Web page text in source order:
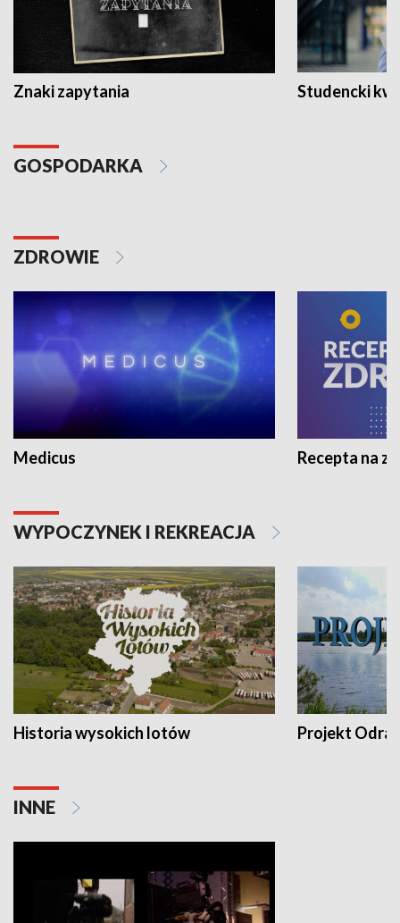
Znaki zapytania Studencki
GOSPODARKA
ZDROWIE
Medicus Recepta na
WYPOCZYNEK I REKREACJA
Historia wysokich lotów Projekt Odra
INNE